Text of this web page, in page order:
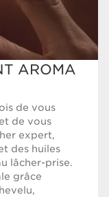
AROMA
de vous
de vous
expert,
des huiles
lâcher-prise.
grâce